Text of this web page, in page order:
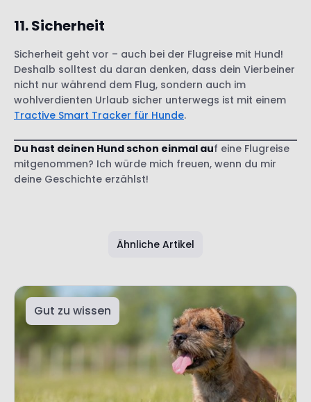
11. Sicherheit
Sicherheit geht vor – auch bei der Flugreise mit Hund!
Deshalb solltest du daran denken, dass dein Vierbeiner
nicht nur während dem Flug, sondern auch im
wohlverdienten Urlaub sicher unterwegs ist mit einem
Tractive Smart Tracker für Hunde.
Du hast deinen Hund schon einmal auf eine Flugreise
mitgenommen? Ich würde mich freuen, wenn du mir
deine Geschichte erzählst!
Ähnliche Artikel
Gut zu wissen